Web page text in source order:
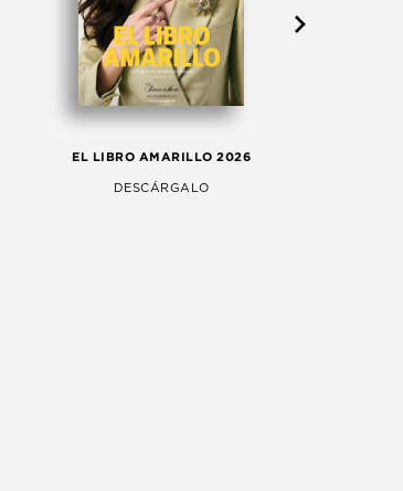
EL LIBRO AMARILLO 2026
DESCÁRGALO